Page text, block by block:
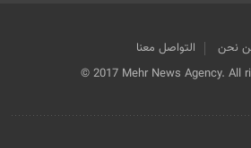
نحن
التواصل معنا
© 2017 Mehr News Agency. All